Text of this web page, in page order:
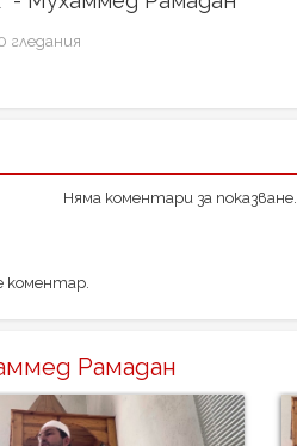
гледания
Няма коментари за показване.
коментар.
Рамадан